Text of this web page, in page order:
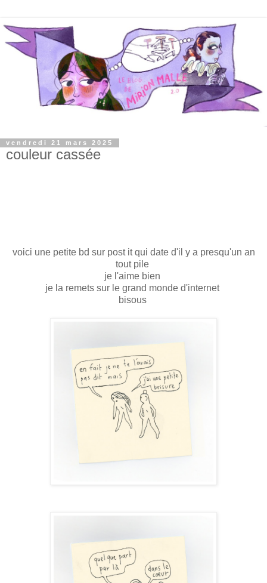
vendredi 21 mars 2025
couleur cassée
voici une petite bd sur post it qui date d'il y a presqu'un an
tout pile
je l'aime bien
je la remets sur le grand monde d'internet
bisous